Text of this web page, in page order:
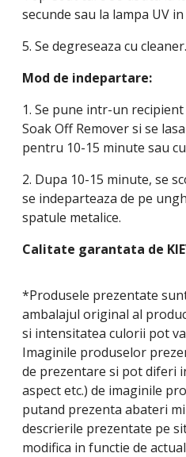
secunde sau la lampa UV
5. Se degreseaza cu cleaner.
Mod de indepartare:
1. Se pune intr-un
Soak Off Remover si se
pentru 10-15 minute sau
2. Dupa 10-15 minute, se
se indeparteaza de pe
spatule metalice.
Calitate garantata de
*Produsele prezentate
ambalajul original al
si intensitatea culorii pot
Imaginile produselor
de prezentare si pot diferi
aspect etc.) de imaginile
putand prezenta abateri
descrierile prezentate pe
modifica in functie de